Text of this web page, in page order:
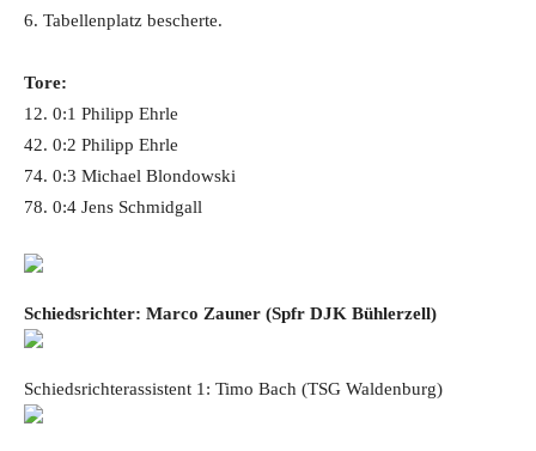
6. Tabellenplatz bescherte.
Tore:
12. 0:1 Philipp Ehrle
42. 0:2 Philipp Ehrle
74. 0:3 Michael Blondowski
78. 0:4 Jens Schmidgall
Schiedsrichter: Marco Zauner (Spfr DJK Bühlerzell)
Schiedsrichterassistent 1: Timo Bach (TSG Waldenburg)